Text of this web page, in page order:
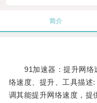
简介
91加速器：提升网络
络速度、提升、工具描述
调其能提升网络速度，提